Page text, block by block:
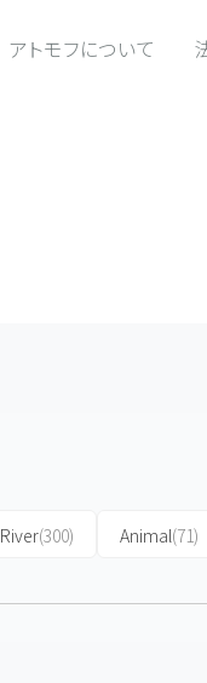
アトモフについて
River(300) Animal(71)